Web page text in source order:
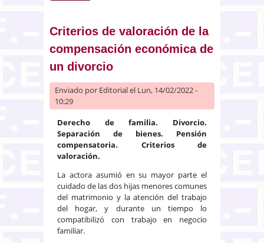
sobre responsables diferentes
Criterios de valoración de la
compensación económica de
un divorcio
Enviado por Editorialel Lun, 14/02/2022 -
10:29
Derecho de familia. Divorcio.
Separación de bienes. Pensión
compensatoria. Criterios de
valoración.
La actora asumió en su mayor parte el
cuidado de las dos hijas menores comunes
del matrimonio y la atención del trabajo
del hogar, y durante un tiempo lo
compatibilizó con trabajo en negocio
familiar.